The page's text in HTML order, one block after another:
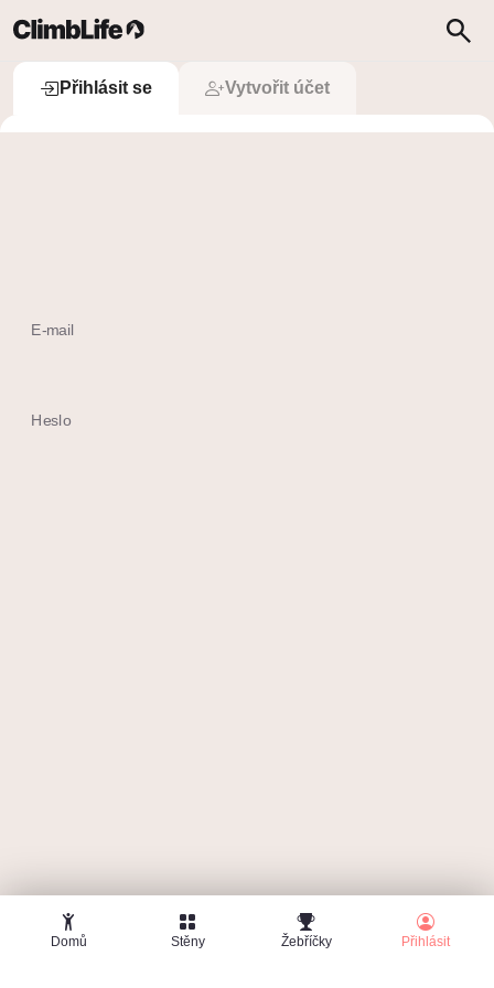
Domů Stěny Žebříčky Přihlásit
Vyhledávání
Přihlásit se
Přihlásit se Vytvořit účet
E-mail
Heslo
Upozornění